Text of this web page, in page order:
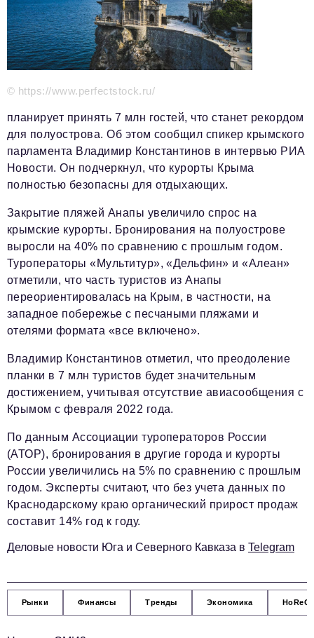
Инвестиции
Управление
Красота и здоровье
Энергетика
Недвижимость
Мнение
Технологии
Промышленность
Общество
Ритейл
Телеком
Социальная сфера
ЖКХ
Образование
Новости компании
Фоторепортажи
Авторские материалы
Видео
Телефон редакции:+7 495 727-01-67
Информационный отдел
info@business-magazine.online
© https://www.perfectstock.ru/
планирует принять 7 млн гостей, что станет рекордом
для полуострова. Об этом сообщил спикер крымского
парламента Владимир Константинов в интервью РИА
Новости. Он подчеркнул, что курорты Крыма
полностью безопасны для отдыхающих.
Закрытие пляжей Анапы увеличило спрос на
крымские курорты. Бронирования на полуострове
выросли на 40% по сравнению с прошлым годом.
Туроператоры «Мультитур», «Дельфин» и «Алеан»
отметили, что часть туристов из Анапы
переориентировалась на Крым, в частности, на
западное побережье с песчаными пляжами и
отелями формата «все включено».
Владимир Константинов отметил, что преодоление
планки в 7 млн туристов будет значительным
достижением, учитывая отсутствие авиасообщения с
Крымом с февраля 2022 года.
По данным Ассоциации туроператоров России
(АТОР), бронирования в другие города и курорты
России увеличились на 5% по сравнению с прошлым
годом. Эксперты считают, что без учета данных по
Краснодарскому краю органический прирост продаж
составит 14% год к году.
Деловые новости Юга и Северного Кавказа в Telegram
Рынки Финансы Тренды Экономика HoReCa